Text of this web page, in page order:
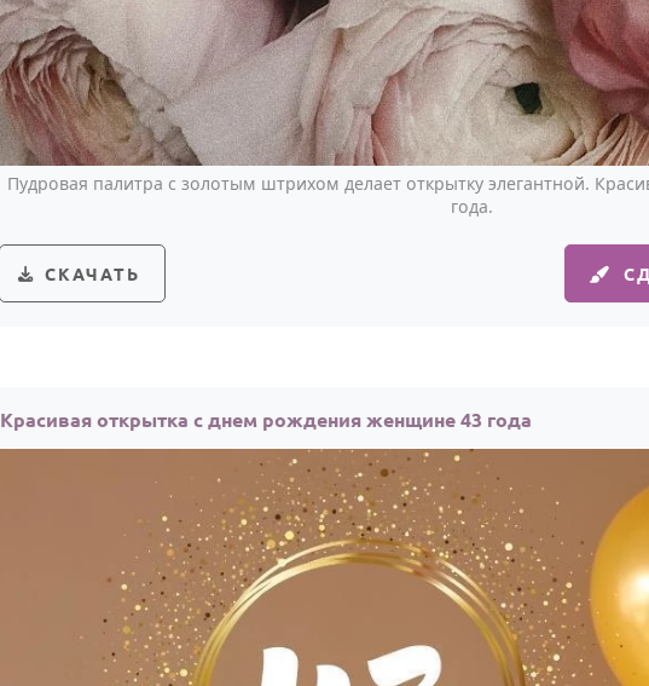
Пудровая палитра с золотым штрихом делает открытку элегантной.
года.
СКАЧАТЬ
Красивая открытка с днем рождения женщине 43 года